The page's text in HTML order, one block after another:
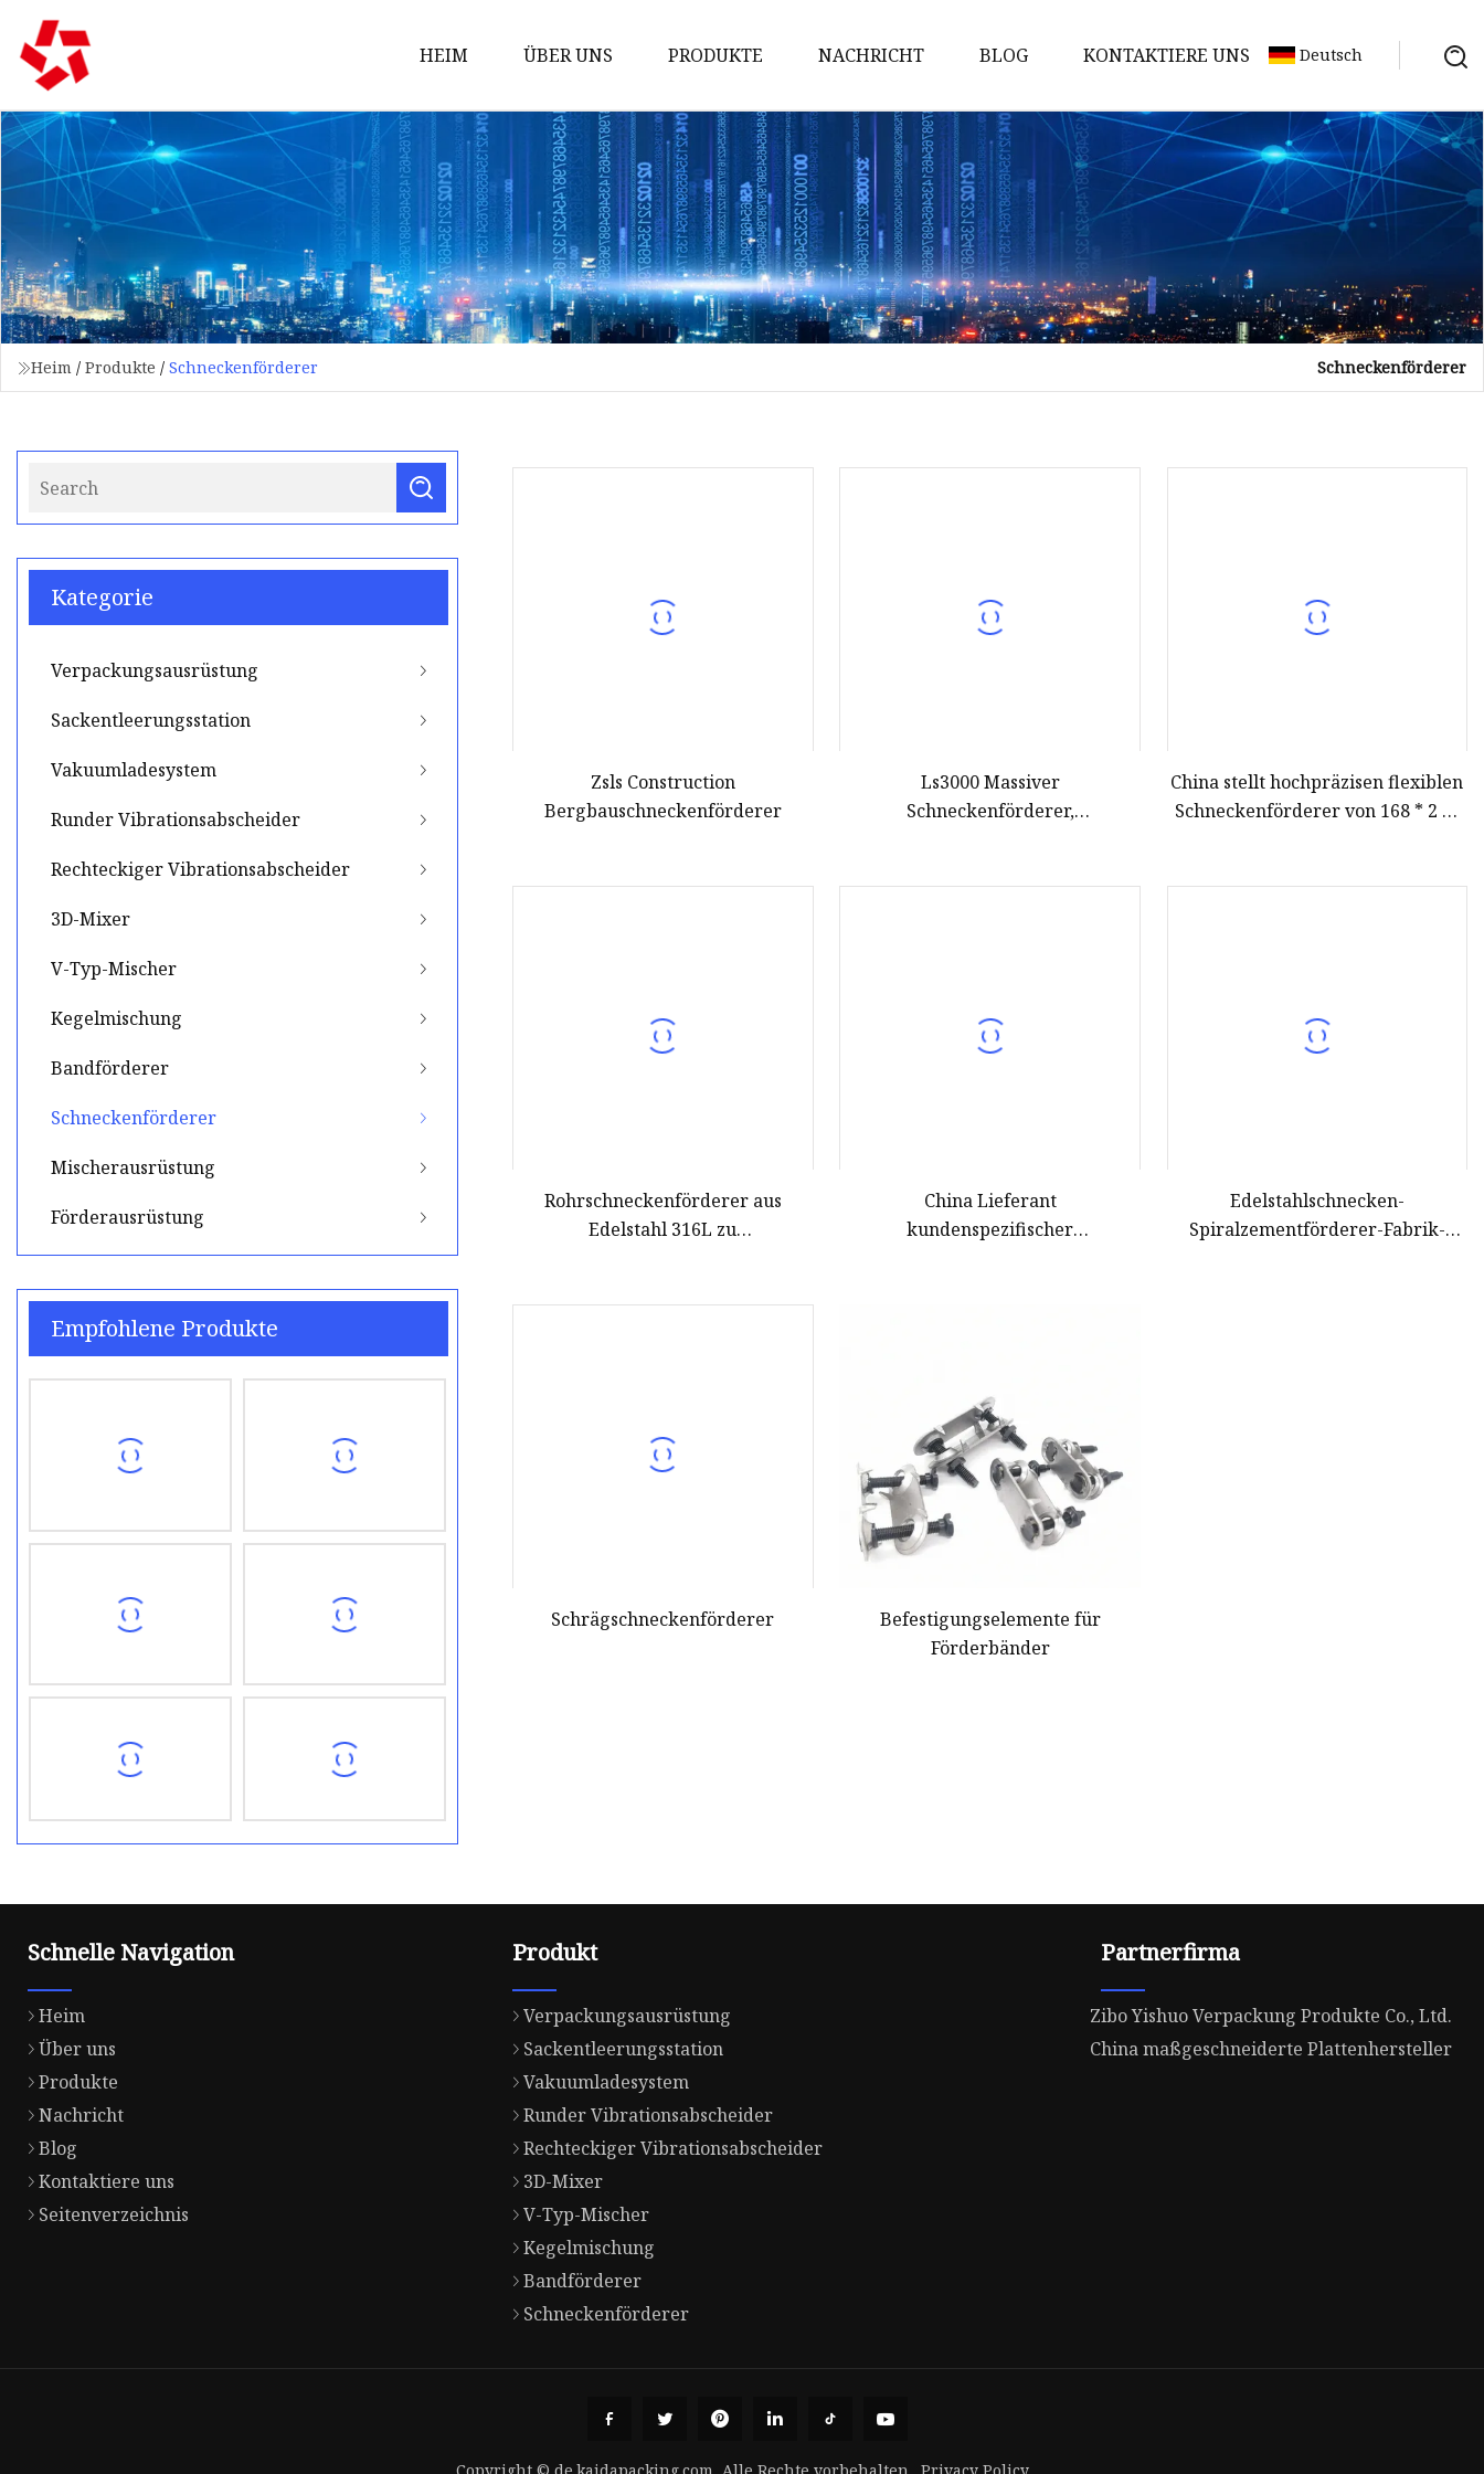
HEIM ÜBER UNS PRODUKTE
Verpackungsausrüstung
Sackentleerungsstation
Vakuumladesystem
Runder Vibrationsabscheider
Rechteckiger
Vibrationsabscheider
NACHRICHT BLOG KONTAKTIERE UNS Deutsch
Heim / Produkte / Schneckenförderer Schneckenförderer
Kategorie
Verpackungsausrüstung
Sackentleerungsstation
Vakuumladesystem
Runder Vibrationsabscheider
Rechteckiger Vibrationsabscheider
3D-Mixer
V-Typ-Mischer
Kegelmischung
Bandförderer
Schneckenförderer
Mischerausrüstung
Förderausrüstung
Empfohlene Produkte
Zsls Construction
Bergbauschneckenförderer
Ls3000 Massiver
Schneckenförderer,
China stellt hochpräzisen flexiblen
Schneckenförderer von 168 * 2 m
Rohrschneckenförderer aus
Edelstahl 316L zu
China Lieferant
kundenspezifischer
Edelstahlschnecken-
Spiralzementförderer-Fabrik-
Schrägschneckenförderer
Befestigungselemente für
Förderbänder
Schnelle Navigation
Heim
Über uns
Produkte
Nachricht
Blog
Kontaktiere uns
Seitenverzeichnis
Produkt
Verpackungsausrüstung
Sackentleerungsstation
Vakuumladesystem
Runder Vibrationsabscheider
Rechteckiger Vibrationsabscheider
3D-Mixer
V-Typ-Mischer
Kegelmischung
Bandförderer
Schneckenförderer
Partnerfirma
Zibo Yishuo Verpackung Produkte Co., Ltd.
China maßgeschneiderte Plattenhersteller
Copyright © de.kaidapacking.com, Alle Rechte vorbehalten. Privacy Policy